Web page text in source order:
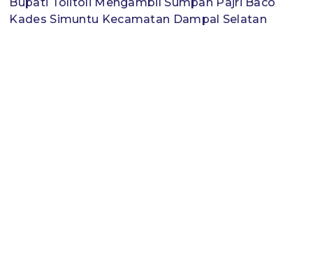
Kades Simuntu Kecamatan Dampal Selatan